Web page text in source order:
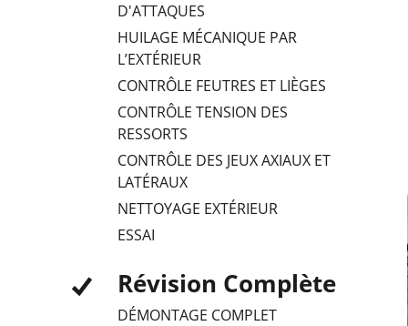
D'ATTAQUES
HUILAGE MÉCANIQUE PAR
L’EXTÉRIEUR
CONTRÔLE FEUTRES ET LIÈGES
CONTRÔLE TENSION DES
RESSORTS
CONTRÔLE DES JEUX AXIAUX ET
LATÉRAUX
NETTOYAGE EXTÉRIEUR
ESSAI
Révision Complète
DÉMONTAGE COMPLET